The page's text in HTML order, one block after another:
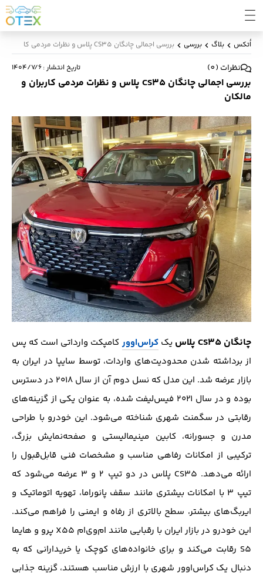
اُتکس بلاگ بررسی بررسی اجمالی چانگان CS35 پلاس و نظرات مردمی کاربران و مالکان
نظرات (
0
) تاریخ انتشار:۱۴۰۴/۷/۶
بررسی اجمالی چانگان CS35 پلاس و نظرات مردمی کاربران و
مالکان
چانگان CS35 پلاس یککراس‌اوورکامپکت وارداتی است که پس
از برداشته شدن محدودیت‌های واردات، توسط سایپا در ایران به
بازار عرضه شد. این مدل که نسل دوم آن از سال ۲۰۱۸ در دسترس
بوده و در سال ۲۰۲۱ فیس‌لیفت شده، به عنوان یکی از گزینه‌های
رقابتی در سگمنت شهری شناخته می‌شود. این خودرو با طراحی
مدرن و جسورانه، کابین مینیمالیستی و صفحه‌نمایش بزرگ،
ترکیبی از امکانات رفاهی مناسب و مشخصات فنی قابل‌قبول را
ارائه می‌دهد. CS35 پلاس در دو تیپ ۲ و ۳ عرضه می‌شود که
تیپ ۳ با امکانات بیشتری مانند سقف پانوراما، تهویه اتوماتیک و
ایربگ‌های بیشتر، سطح بالاتری از رفاه و ایمنی را فراهم می‌کند.
این خودرو در بازار ایران با رقبایی مانند ام‌وی‌ام X55 پرو و هایما
S5 رقابت می‌کند و برای خانواده‌های کوچک یا خریدارانی که به
دنبال یک کراس‌اوور شهری با ارزش مناسب هستند، گزینه جذابی